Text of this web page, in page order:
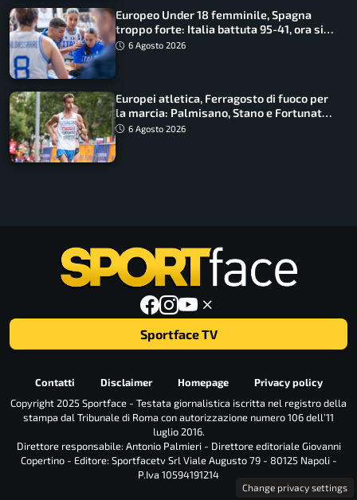
Europeo Under 18 femminile, Spagna
troppo forte: Italia battuta 95-41, ora si
gioca il Mondiale
6 Agosto 2026
Europei atletica, Ferragosto di fuoco per
la marcia: Palmisano, Stano e Fortunato
guidano l’Italia
6 Agosto 2026
Sportface TV
Contatti Disclaimer Homepage
Privacy policy
Copyright 2025 Sportface - Testata giornalistica iscritta nel registro della
stampa dal Tribunale di Roma con autorizzazione numero 106 dell’11
luglio 2016.
Direttore responsabile: Antonio Palmieri - Direttore editoriale Giovanni
Copertino - Editore: Sportfacetv Srl Viale Augusto 79 - 80125 Napoli -
P.Iva 10594191214
Change privacy settings